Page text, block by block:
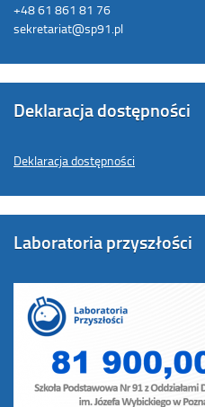
+48 61 861 81 76
sekretariat@sp91.pl
Deklaracja dostępności
Deklaracja dostępności
Laboratoria przyszłości